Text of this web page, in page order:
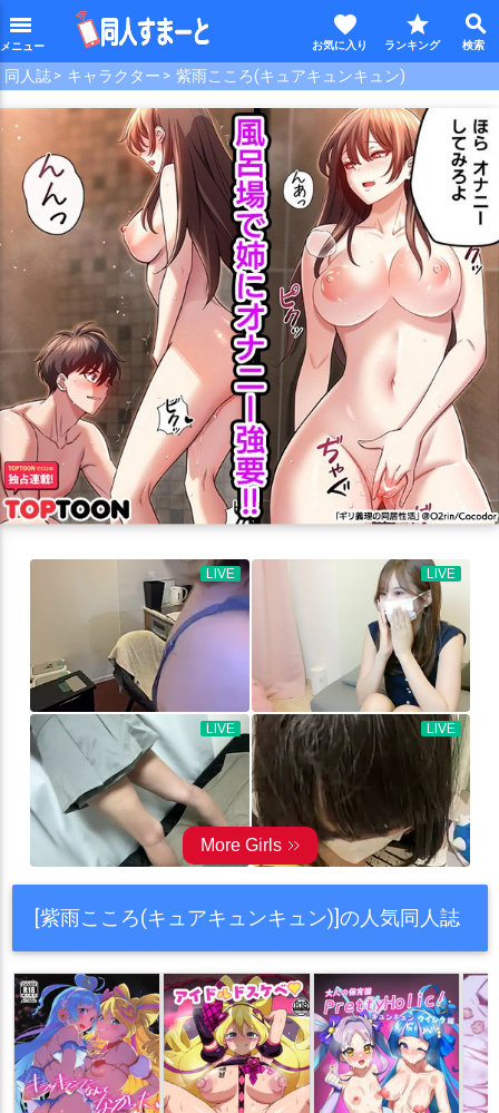
menu search
star
favorite
同人誌 キャラクター 紫雨こころ(キュアキュンキュン)
[紫雨こころ(キュアキュンキュン)]の人気同人誌